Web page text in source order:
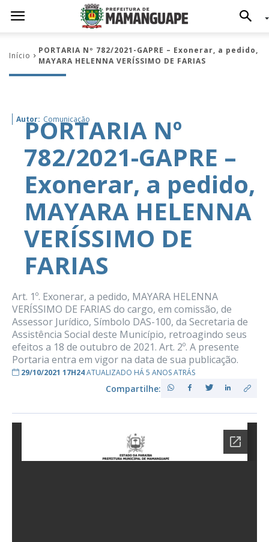
Início
PORTARIA Nº 782/2021-GAPRE – Exonerar, a pedido,
MAYARA HELENNA VERÍSSIMO DE FARIAS
Autor: Comunicação
PORTARIA Nº
782/2021-GAPRE –
Exonerar, a pedido,
MAYARA HELENNA
VERÍSSIMO DE
FARIAS
Art. 1º. Exonerar, a pedido, MAYARA HELENNA
VERÍSSIMO DE FARIAS do cargo, em comissão, de
Assessor Jurídico, Símbolo DAS-100, da Secretaria de
Assistência Social deste Município, retroagindo seus
efeitos a 18 de outubro de 2021. Art. 2º. A presente
Portaria entra em vigor na data de sua publicação.
29/10/2021 17H24ATUALIZADO HÁ 5 ANOS ATRÁS
Compartilhe: